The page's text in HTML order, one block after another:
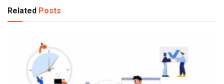
Related Posts